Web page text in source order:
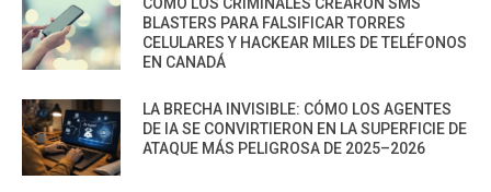
BLASTERS PARA FALSIFICAR TORRES
CELULARES Y HACKEAR MILES DE TELÉFONOS
EN CANADÁ
LA BRECHA INVISIBLE: CÓMO LOS AGENTES
DE IA SE CONVIRTIERON EN LA SUPERFICIE DE
ATAQUE MÁS PELIGROSA DE 2025–2026